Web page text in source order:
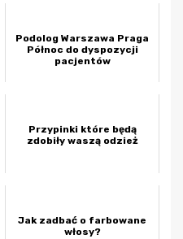
Podolog Warszawa Praga
Północ do dyspozycji
pacjentów
Przypinki które będą
zdobiły waszą odzież
Jak zadbać o farbowane
włosy?